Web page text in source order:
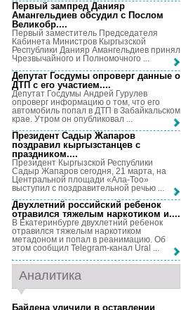
Первый зампред Данияр
Амангельдиев обсудил с Послом
Великобр....
Первый заместитель Председателя
Кабинета Министров Кыргызской
Республики Данияр Амангельдиев принял
Чрезвычайного и Полномочного ...
Депутат Госдумы опроверг данные о
ДТП с его участием....
Депутат Госдумы Андрей Гурулев
опроверг информацию о том, что его
автомобиль попал в ДТП в Забайкальском
крае. Утром он опубликовал ...
Президент Садыр Жапаров
поздравил кыргызстанцев с
праздником....
Президент Кыргызской Республики
Садыр Жапаров сегодня, 21 марта, на
Центральной площади «Ала-Тоо»
выступил с поздравительной речью ...
Двухлетний российский ребенок
отравился тяжелым наркотиком и....
В Екатеринбурге двухлетний ребенок
отравился тяжелым наркотиком
метадоном и попал в реанимацию. Об
этом сообщил Telegram-канал Ural ...
Аналитика
Байдена уличили в оставлении